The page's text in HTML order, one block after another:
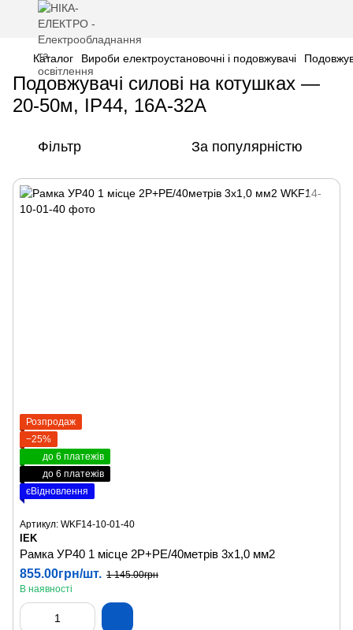
Каталог Вироби електроустановочні і подовжувачі
Подовжувачі силові на котушках —
20-50м, IP44, 16А-32А
Фільтр За популярністю
Розпродаж
−25%
до 6 платежів
до 6 платежів
єВідновлення
Артикул: WKF14-10-01-40
IEK
Рамка УР40 1 місце 2Р+РЕ/40метрів 3х1,0 мм2
855.00грн/шт. 1 145.00грн
В наявності